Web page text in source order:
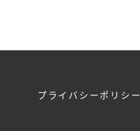
プライバシーポリシー